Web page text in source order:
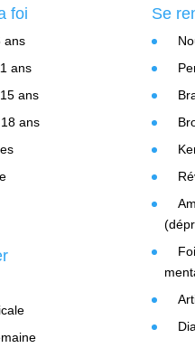
foi
ans
ans
ans
ans
Se